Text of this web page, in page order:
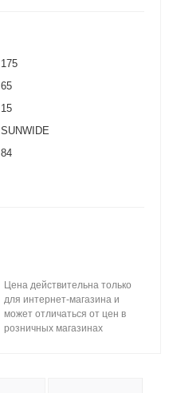
175
65
15
SUNWIDE
84
Цена действительна только
для интернет-магазина и
может отличаться от цен в
розничных магазинах